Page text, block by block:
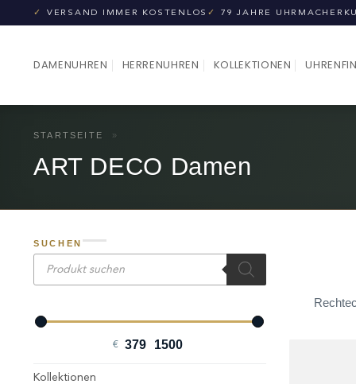
Inhalt
✓ VERSAND IMMER KOSTENLOS ✓ 79 JAHRE
DAMENUHREN HERRENUHREN KOLLEKTIONEN
STARTSEITE »
ART DECO Damen
SUCHEN
Products
search
€
Kollektionen